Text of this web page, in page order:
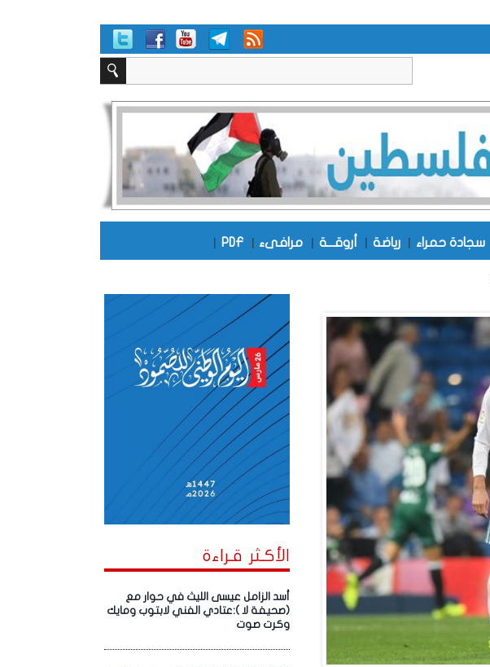
سجادة حمراء | رياضة | أروقـــة | مرافىء |
PDF
|
الأكـثر قـراءة
أسد الزامل عيسى الليث في حوار مع
(صحيفة لا ):عتادي الفني لابتوب ومايك
وكرت صوت